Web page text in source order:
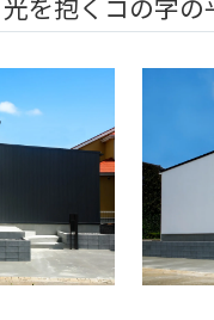
を抱くコの字の